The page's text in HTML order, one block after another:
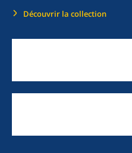
Découvrir la collection